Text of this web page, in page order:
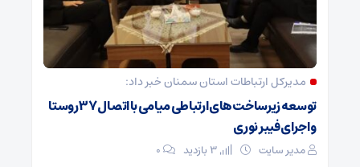
مدیرکل ارتباطات استان سمنان خبر داد:
توسعه زیرساخت‌های ارتباطی میامی با اتصال ۳۷ روستا
و اجرای فیبر نوری
مدیر سایت ۰